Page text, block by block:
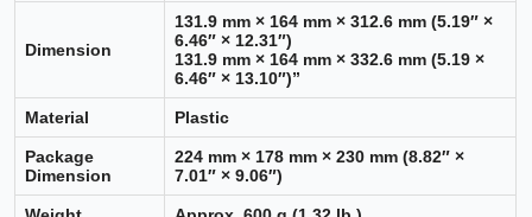
Dimension
131.9 mm × 164 mm × 312.6 mm (5.19″ ×
6.46″ × 12.31″)
131.9 mm × 164 mm × 332.6 mm (5.19 ×
6.46″ × 13.10″)”
Material Plastic
Package
Dimension
224 mm × 178 mm × 230 mm (8.82″ ×
7.01″ × 9.06″)